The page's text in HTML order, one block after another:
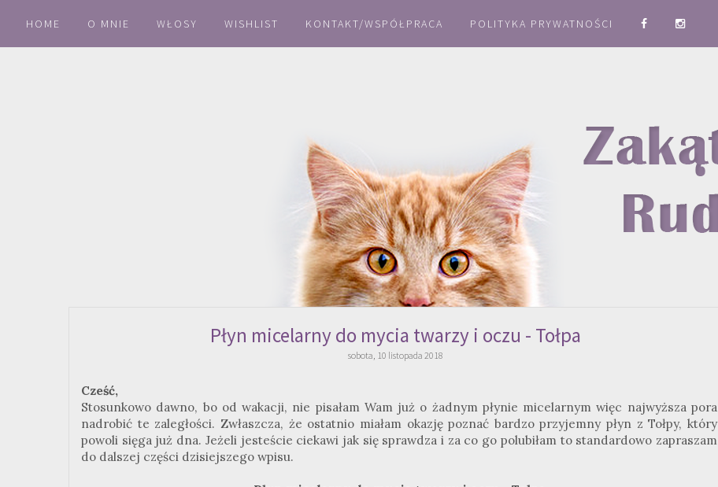
HOME O MNIE WŁOSY WISHLIST KONTAKT/WSPÓŁPRACA POLITYKA PRYWATNOŚCI
Płyn micelarny do mycia twarzy i oczu - Tołpa
sobota, 10 listopada 2018
Cześć,
Stosunkowo dawno, bo od wakacji, nie pisałam Wam już o żadnym płynie micelarnym więc najwyższa pora
nadrobić te zaległości. Zwłaszcza, że ostatnio miałam okazję poznać bardzo przyjemny płyn z Tołpy, który
powoli sięga już dna. Jeżeli jesteście ciekawi jak się sprawdza i za co go polubiłam to standardowo zapraszam
do dalszej części dzisiejszego wpisu.